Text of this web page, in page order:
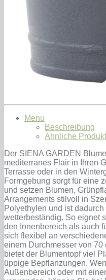
Menu
Beschreibung
Ähnliche
Der SIENA GARDEN
mediterranes Flair in Ihren
Terrasse oder in den
Formgebung sorgt für eine
und setzen Blumen,
Arrangements stilvoll in
Polyethylen und ist
wetterbeständig. So eignet
den Innenbereich als auch
sich flexibel an
einem Durchmesser von
bietet der Blumentopf viel
üppige Bepflanzungen.
Außenbereich oder mit